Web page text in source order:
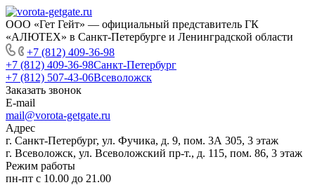
ООО «Гет Гейт» — официальный представитель ГК
«АЛЮТЕХ» в Санкт-Петербурге и Ленинградской области
+7 (812) 409-36-98
+7 (812) 409-36-98Санкт-Петербург
+7 (812) 507-43-06Всеволожск
Заказать звонок
E-mail
mail@vorota-getgate.ru
Адрес
г. Санкт-Петербург, ул. Фучика, д. 9, пом. 3А 305, 3 этаж
г. Всеволожск, ул. Всеволожский пр-т., д. 115, пом. 86, 3 этаж
Режим работы
пн-пт c 10.00 до 21.00